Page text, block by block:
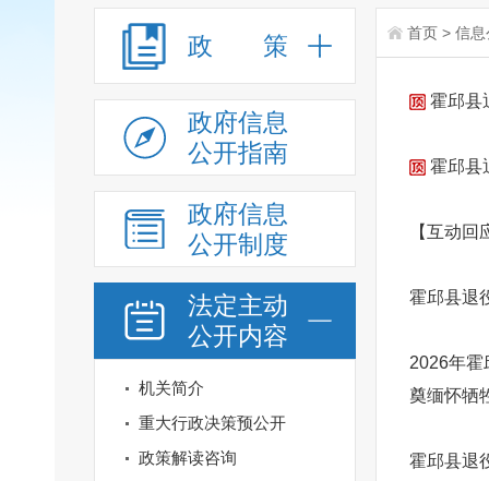
政 策
政府信息
公开指南
政府信息
公开制度
法定主动
公开内容
机关简介
重大行政决策预公开
政策解读咨询
首页 > 信息
霍邱县
霍邱县
【互动
霍邱县退
2026年霍
奠缅怀牺
霍邱县退